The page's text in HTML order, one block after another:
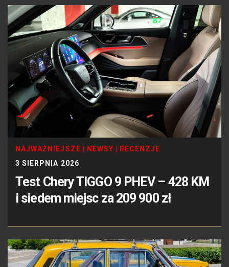
NAJWAŻNIEJSZE NEWSY
RECENZJE
3 SIERPNIA 2026
Test Chery TIGGO 9 PHEV – 428 KM
i siedem miejsc za 209 900 zł